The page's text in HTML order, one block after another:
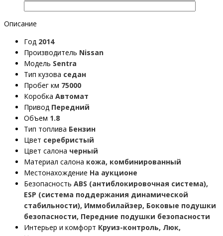
Описание
Год 2014
Производитель Nissan
Модель Sentra
Тип кузова седан
Пробег км 75000
Коробка Автомат
Привод Передний
Объем 1.8
Тип топлива Бензин
Цвет серебристый
Цвет салона черный
Материал салона кожа, комбинированный
Местонахождение На аукционе
Безопасность ABS (антиблокировочная система),
ESP (система поддержания динамической
стабильности), Иммобилайзер, Боковые подушки
безопасности, Передние подушки безопасности
Интерьер и комфорт Круиз-контроль, Люк,